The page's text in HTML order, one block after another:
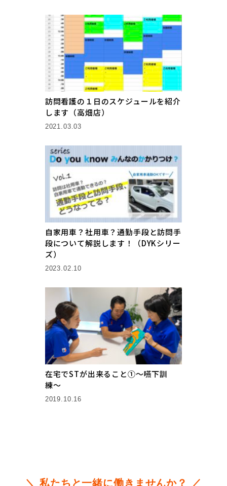
訪問看護の１日のスケジュールを紹介
します（高畑店）
2021.03.03
自家用車？社用車？通勤手段と訪問手
段について解説します！（DYKシリー
ズ）
2023.02.10
在宅でSTが出来ること①〜嚥下訓
練〜
2019.10.16
＼ 私たちと一緒に働きませんか？ ／